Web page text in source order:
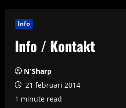
Info
Info / Kontakt
N´Sharp
21 februari 2014
1 minute read